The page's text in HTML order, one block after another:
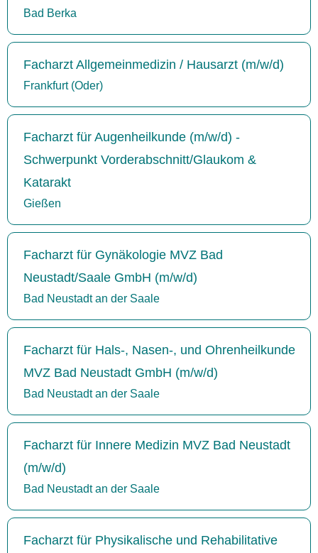
Bad Berka
Facharzt Allgemeinmedizin / Hausarzt (m/w/d)
Frankfurt (Oder)
Facharzt für Augenheilkunde (m/w/d) -
Schwerpunkt Vorderabschnitt/Glaukom &
Katarakt
Gießen
Facharzt für Gynäkologie MVZ Bad
Neustadt/Saale GmbH (m/w/d)
Bad Neustadt an der Saale
Facharzt für Hals-, Nasen-, und Ohrenheilkunde
MVZ Bad Neustadt GmbH (m/w/d)
Bad Neustadt an der Saale
Facharzt für Innere Medizin MVZ Bad Neustadt
(m/w/d)
Bad Neustadt an der Saale
Facharzt für Physikalische und Rehabilitative